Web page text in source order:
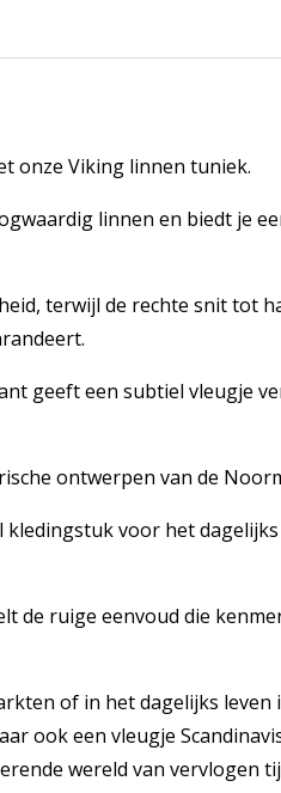
onze Viking linnen tuniek.
linnen en biedt je
terwijl de rechte snit tot
geeft een subtiel vleugje
ontwerpen van de
voor het
de ruige eenvoud die
of in het dagelijks leven
ook een vleugje
wereld van vervlogen